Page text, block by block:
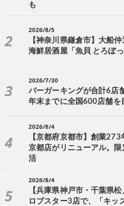
も
2026/8/5
【神奈川県鎌倉市】大船
海鮮居酒屋「魚貝 とろぼ
2026/7/30
バーガーキングが合計6店
年末までに全国600店舗を
2026/8/4
【京都府京都市】創業
京都店がリニューアル。
活
2026/8/4
【兵庫県神戸市・千葉県
ロブスター3店で、「キッ